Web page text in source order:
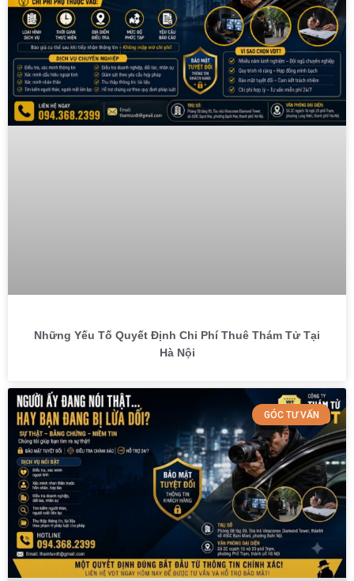
Những Yếu Tố Quyết Định Chi Phí Thuê Thám Tử Tại
Hà Nội
GÓC TƯ VẤN